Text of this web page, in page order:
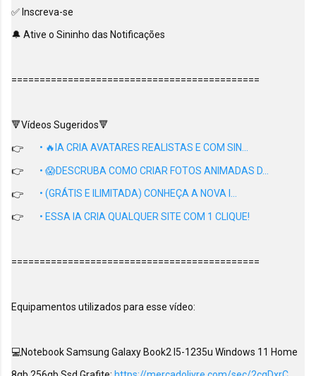
✅ Inscreva-se
🔔 Ative o Sininho das Notificações
============================================
🔻Vídeos Sugeridos🔻
👉 • 🔥IA CRIA AVATARES REALISTAS E COM SIN...
👉 • 😱DESCRUBA COMO CRIAR FOTOS ANIMADAS D...
👉 • (GRÁTIS E ILIMITADA) CONHEÇA A NOVA I...
👉 • ESSA IA CRIA QUALQUER SITE COM 1 CLIQUE!
============================================
Equipamentos utilizados para esse vídeo:
💻Notebook Samsung Galaxy Book2 I5-1235u Windows 11 Home